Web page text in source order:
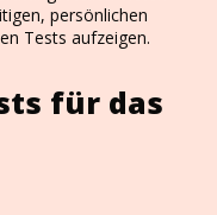
persönlichen
Tests aufzeigen.
für das